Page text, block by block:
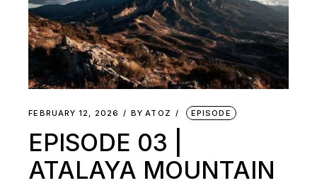
FEBRUARY 12, 2026 BY ATOZ EPISODE
EPISODE 03 |
ATALAYA MOUNTAIN